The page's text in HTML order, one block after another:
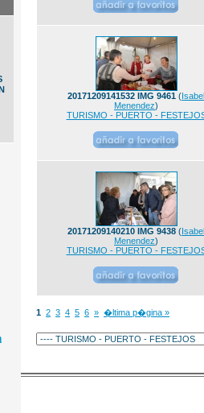
20171209141532 IMG 9461 (Isabel
Menendez)
TURISMO - PUERTO -
20171209140210 IMG 9438 (Isabel
Menendez)
TURISMO - PUERTO -
1 2 3 4 5 6 » �ltima p�gina »